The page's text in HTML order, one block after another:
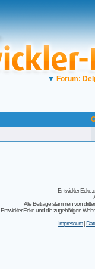
▼ Forum:
Entwickler-
Alle Beiträge stammen von
Entwickler-Ecke und die zugehörigen
Impressum|